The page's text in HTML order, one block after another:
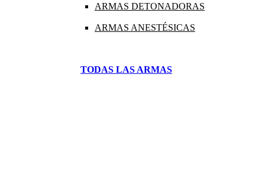
ARMAS DETONADORAS
ARMAS ANESTÉSICAS
TODAS LAS ARMAS